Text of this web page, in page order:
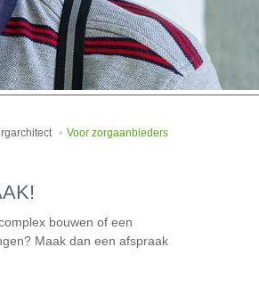
Voor zorgaanbieders
bouwen of een
Maak dan een afspraak